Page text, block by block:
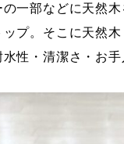
一部などに天然
プ。そこに天然
性・清潔さ・お手